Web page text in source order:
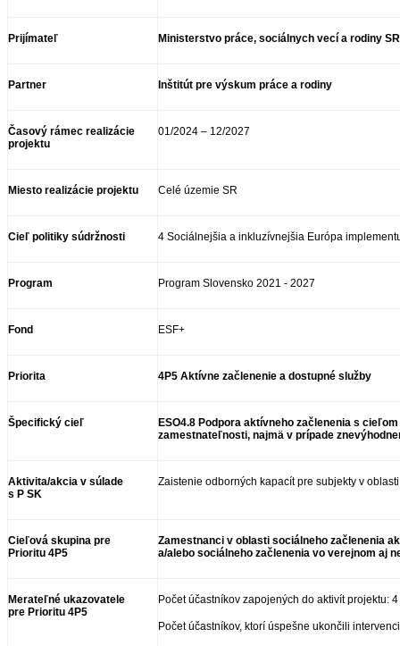
Prijímateľ Ministerstvo práce, sociálnych vecí a rodiny SR
Partner Inštitút pre výskum práce a rodiny
Časový rámec realizácie
projektu
01/2024 – 12/2027
Miesto realizácie projektu Celé územie SR
Cieľ politiky súdržnosti 4 Sociálnejšia a inkluzívnejšia Európa
Program Program Slovensko 2021 - 2027
Fond ESF+
Priorita 4P5 Aktívne začlenenie a dostupné služby
Špecifický cieľ
ESO4.8 Podpora aktívneho začlenenia s
zamestnateľnosti, najmä v prípade
Aktivita/akcia v súlade
s P SK
Zaistenie odborných kapacít pre subjekty v
Cieľová skupina pre
Prioritu 4P5
Zamestnanci v oblasti sociálneho začlenenia
a/alebo sociálneho začlenenia vo verejnom aj
Merateľné ukazovatele
pre Prioritu 4P5
Počet účastníkov zapojených do aktivít projektu:
Počet účastníkov, ktorí úspešne ukončili